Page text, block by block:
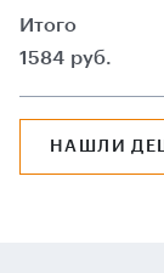
Итого
1584 руб.
НАШЛИ